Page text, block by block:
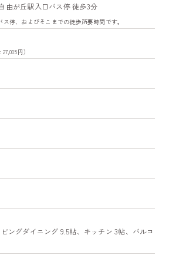
由が丘駅入口バス停 徒歩3分
停、およびそこまでの徒歩所要時間です。
円）
ングダイニング 9.5帖、キッチン 3帖、バルコ